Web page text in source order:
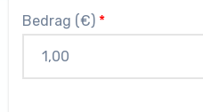
Bedrag (€) *